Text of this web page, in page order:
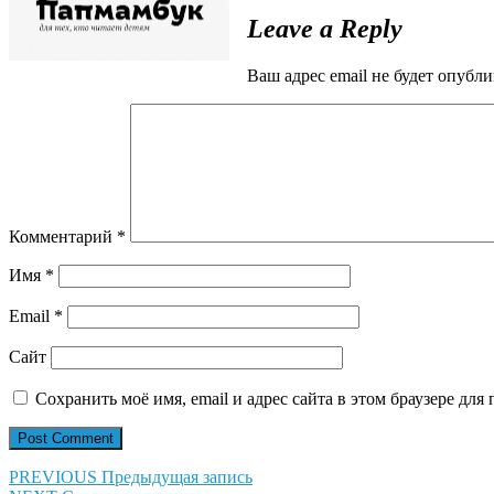
Leave a Reply
Ваш адрес email не будет
Комментарий *
Имя *
Email *
Сайт
Сохранить моё имя, email и адрес сайта в этом браузере
Навигация
PREVIOUS Предыдущая
Предыдущая запись